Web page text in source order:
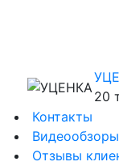
20
Контакты
Видеообзоры
Отзывы